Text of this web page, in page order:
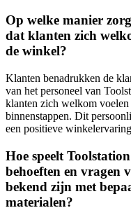
Op welke manier
dat klanten zich
de winkel?
Klanten benadrukken de
van het personeel van
klanten zich welkom
binnenstappen. Dit
een positieve
Hoe speelt
behoeften en vragen
bekend zijn met
materialen?